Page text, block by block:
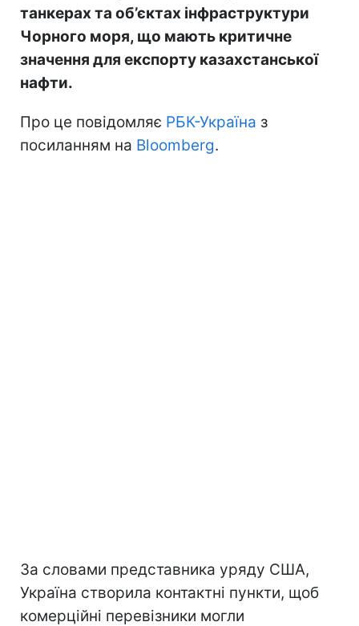
танкерах та об’єктах інфраструктури
Чорного моря, що мають критичне
значення для експорту казахстанської
нафти.
Про це повідомляє РБК-Україна з
посиланням на Bloomberg.
За словами представника уряду США,
Україна створила контактні пункти, щоб
комерційні перевізники могли